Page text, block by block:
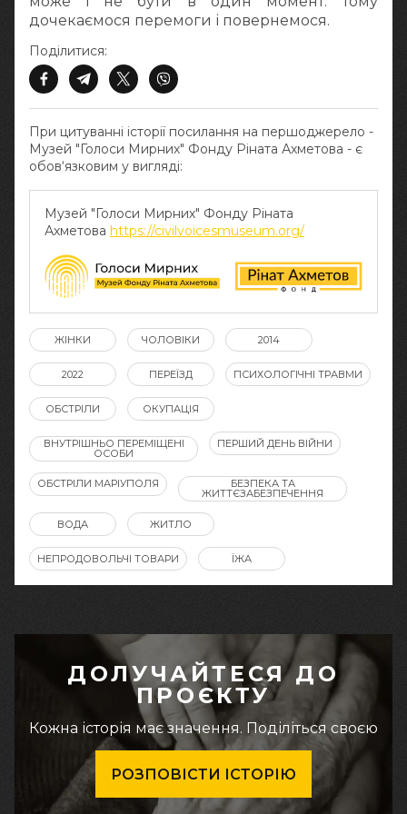
дочекаємося перемоги і повернемося.
При цитуванні історії посилання на першоджерело -
Музей "Голоси Мирних" Фонду Ріната Ахметова - є
обов‘язковим у вигляді:
Музей "Голоси Мирних" Фонду Ріната
Ахметова https://civilvoicesmuseum.org/
Поділитися:
ЖІНКИ ЧОЛОВІКИ 2014
2022 ПЕРЕЇЗД ПСИХОЛОГІЧНІ ТРАВМИ
ОБСТРІЛИ ОКУПАЦІЯ
ВНУТРІШНЬО ПЕРЕМІЩЕНІ
ОСОБИ
ПЕРШИЙ ДЕНЬ ВІЙНИ
ОБСТРІЛИ МАРІУПОЛЯ БЕЗПЕКА ТА
ЖИТТЄЗАБЕЗПЕЧЕННЯ
ВОДА ЖИТЛО
НЕПРОДОВОЛЬЧІ ТОВАРИ ЇЖА
ДОЛУЧАЙТЕСЯ ДО
ПРОЄКТУ
Кожна історія має значення. Поділіться своєю
РОЗПОВІСТИ ІСТОРІЮ